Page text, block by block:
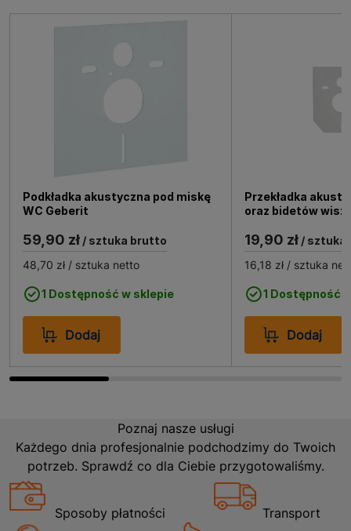
Podkładka akustyczna pod miskę
WC Geberit
59,90 zł / sztuka brutto
48,70 zł / sztuka netto
1 Dostępność w sklepie
Dodaj
Przekładka
oraz bidetów
19,90 zł/ sztuka
16,18 zł/ sztuka
1 Dostępność
Dodaj
Poznaj nasze usługi
Każdego dnia profesjonalnie podchodzimy do Twoich
potrzeb. Sprawdź co dla Ciebie przygotowaliśmy.
Sposoby płatności Transport